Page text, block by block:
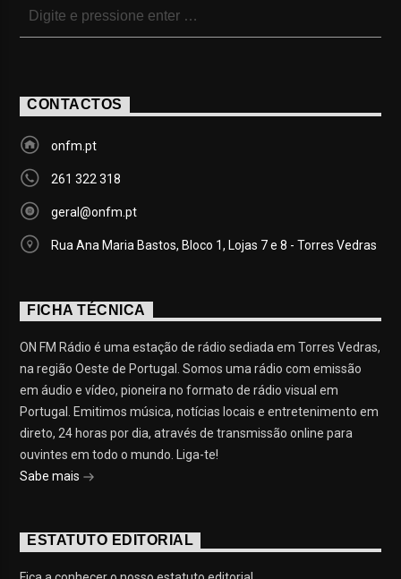
CONTACTOS
onfm.pt
261 322 318
geral@onfm.pt
Rua Ana Maria Bastos, Bloco 1, Lojas 7 e 8 - Torres Vedras
FICHA TÉCNICA
ON FM Rádio é uma estação de rádio sediada em Torres Vedras,
na região Oeste de Portugal. Somos uma rádio com emissão
em áudio e vídeo, pioneira no formato de rádio visual em
Portugal. Emitimos música, notícias locais e entretenimento em
direto, 24 horas por dia, através de transmissão online para
ouvintes em todo o mundo. Liga-te!
Sabe mais
ESTATUTO EDITORIAL